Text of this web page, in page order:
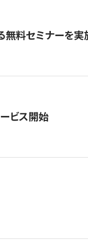
無料セミナーを実
ビス開始